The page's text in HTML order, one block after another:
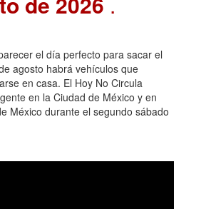
el día perfecto para sacar el
agosto habrá vehículos que
en casa. El Hoy No Circula
en la Ciudad de México y en
México durante el segundo sábado